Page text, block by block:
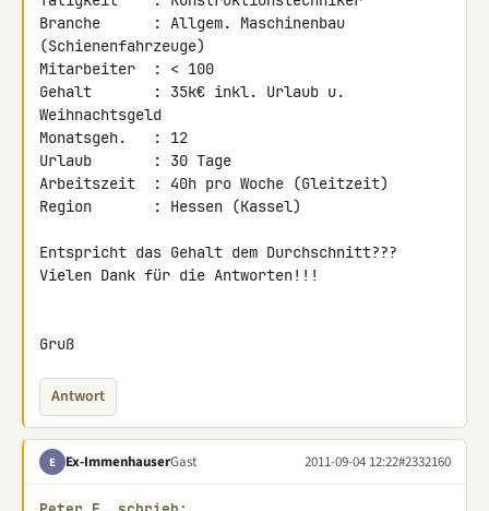
Branche      : Allgem. Maschinenbau
(Schienenfahrzeuge)
Mitarbeiter  : < 100
Gehalt       : 35k€ inkl. Urlaub u.
Weihnachtsgeld
Monatsgeh.   : 12
Urlaub       : 30 Tage
Arbeitszeit  : 40h pro Woche (Gleitzeit)
Region       : Hessen (Kassel)
Entspricht das Gehalt dem Durchschnitt???
Vielen Dank für die Antworten!!!
Gruß
Antwort
E Ex-ImmenhauserGast 2011-09-04 12:22#2332160